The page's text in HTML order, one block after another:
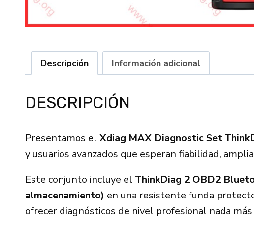
Descripción Información adicional
DESCRIPCIÓN
Presentamos el Xdiag MAX Diagnostic Set
y usuarios avanzados que esperan fiabilidad,
Este conjunto incluye el ThinkDiag 2 OBD2
almacenamiento) en una resistente funda
ofrecer diagnósticos de nivel profesional nada más